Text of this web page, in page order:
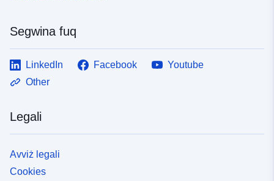
Segwina fuq
LinkedIn Facebook
Youtube
Other
Legali
Avviż legali
Cookies